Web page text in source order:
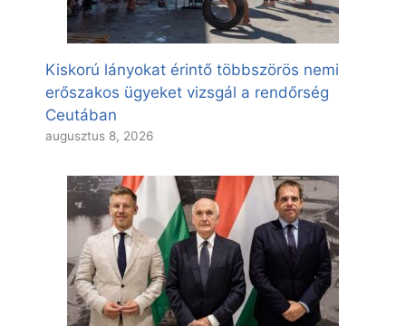
Kiskorú lányokat érintő többszörös nemi
erőszakos ügyeket vizsgál a rendőrség
Ceutában
augusztus 8, 2026